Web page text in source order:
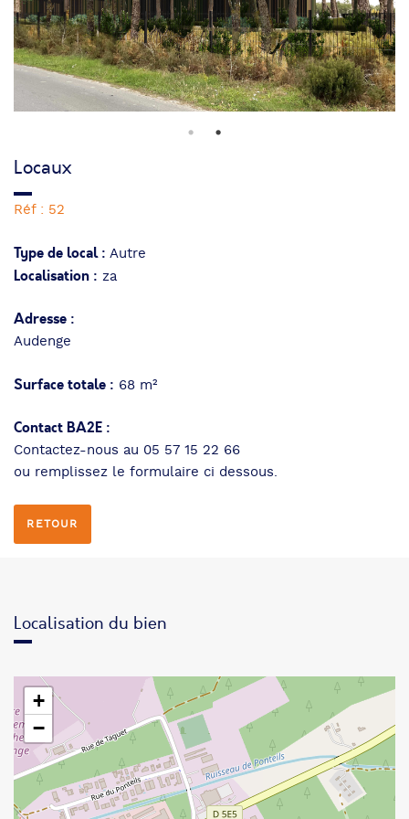
Locaux
Réf : 52
Type de local : Autre
Localisation : za
Adresse :
Audenge
Surface totale : 68 m²
Contact BA2E :
Contactez-nous au 05 57 15 22 66
ou remplissez le formulaire ci dessous.
RETOUR
Localisation du bien
+
−